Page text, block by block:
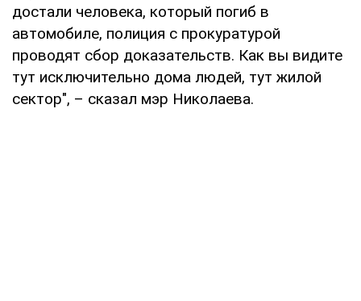
достали человека, который погиб в
автомобиле, полиция с прокуратурой
проводят сбор доказательств. Как вы видите
тут исключительно дома людей, тут жилой
сектор", – сказал мэр Николаева.